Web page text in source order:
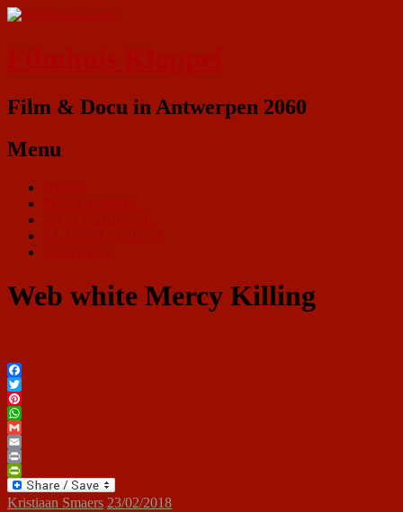
Film & Docu in Antwerpen 2060
Menu
Web white Mercy Killing
Facebook
Twitter
Pinterest
WhatsApp
Gmail
Email
Print
PrintFriendly
Kristiaan Smaers 23/02/2018